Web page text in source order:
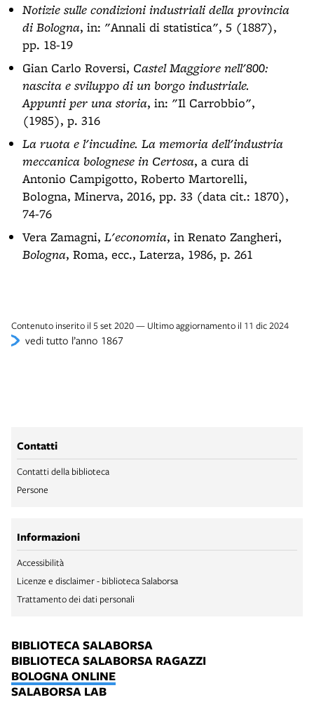
Notizie sulle condizioni industriali della provincia
di Bologna, in: "Annali di statistica", 5 (1887),
pp. 18-19
Gian Carlo Roversi, Castel Maggiore nell'800:
nascita e sviluppo di un borgo industriale.
Appunti per una storia, in: "Il Carrobbio",
(1985), p. 316
La ruota e l'incudine. La memoria dell'industria
meccanica bolognese in Certosa, a cura di
Antonio Campigotto, Roberto Martorelli,
Bologna, Minerva, 2016, pp. 33 (data cit.: 1870),
74-76
Vera Zamagni, L'economia, in Renato Zangheri,
Bologna, Roma, ecc., Laterza, 1986, p. 261
Contenuto inserito il 5 set 2020 — Ultimo aggiornamento il 11 dic 2024
vedi tutto l’anno 1867
Contatti
Contatti della biblioteca
Persone
Informazioni
Accessibilità
Licenze e disclaimer - biblioteca Salaborsa
Trattamento dei dati personali
BIBLIOTECA SALABORSA
BIBLIOTECA SALABORSA RAGAZZI
BOLOGNA ONLINE
SALABORSA LAB